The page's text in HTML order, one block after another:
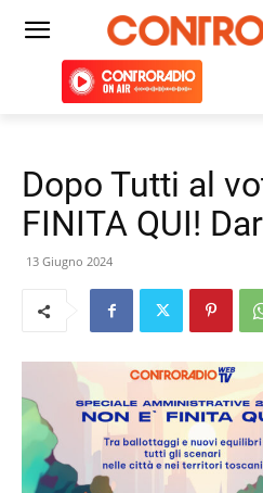
Dopo Tutti al
FINITA QUI!
13 Giugno 2024